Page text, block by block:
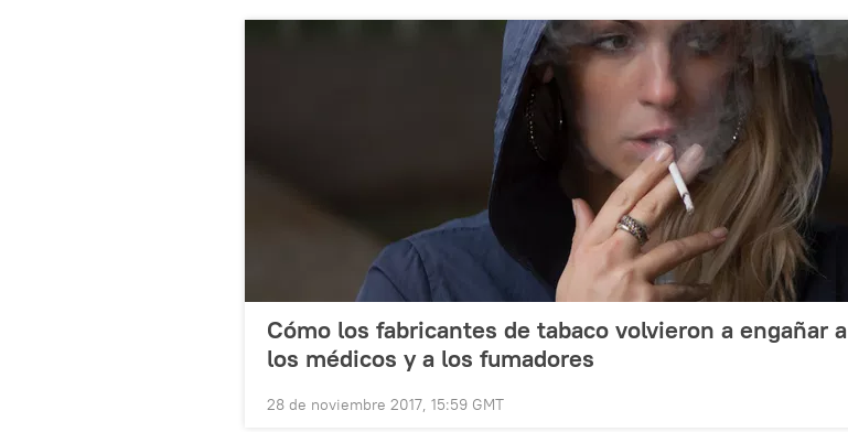
Cómo los fabricantes de tabaco volvieron a engañar a
los médicos y a los fumadores
28 de noviembre 2017, 15:59 GMT